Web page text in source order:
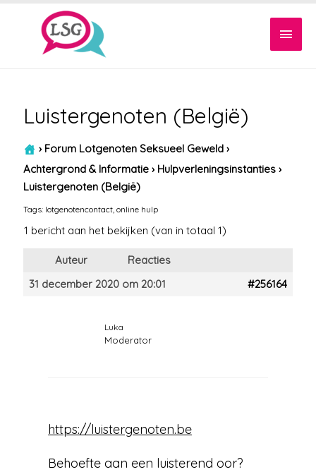
Luistergenoten (België)
› Forum Lotgenoten Seksueel Geweld ›
Achtergrond & Informatie › Hulpverleningsinstanties ›
Luistergenoten (België)
Tags: lotgenotencontact ,online hulp
1 bericht aan het bekijken (van in totaal 1)
Auteur
Reacties
31 december 2020 om 20:01
#256164
Luka
Moderator
https://luistergenoten.be
Behoefte aan een luisterend oor?